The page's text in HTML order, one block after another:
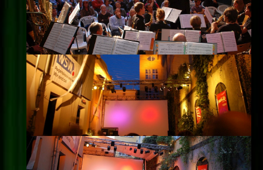
Kontakt
Impressum
Datenschutz